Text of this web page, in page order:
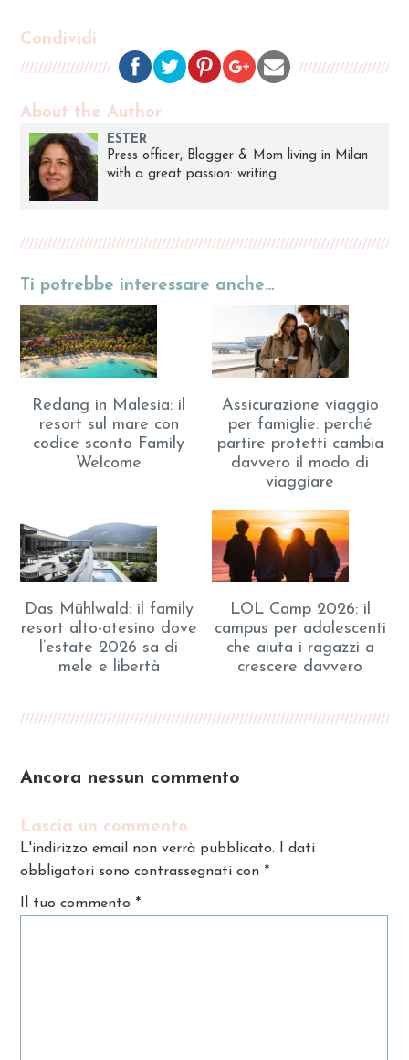
Condividi
About the Author
ESTER
Press officer, Blogger & Mom living in Milan
with a great passion: writing.
Ti potrebbe interessare anche…
Redang in Malesia: il
resort sul mare con
codice sconto Family
Welcome
Assicurazione viaggio
per famiglie: perché
partire protetti cambia
davvero il modo di
viaggiare
Das Mühlwald: il family
resort alto-atesino dove
l’estate 2026 sa di
mele e libertà
LOL Camp 2026: il
campus per adolescenti
che aiuta i ragazzi a
crescere davvero
Ancora nessun commento
Lascia un commento
L'indirizzo email non verrà pubblicato. I dati
obbligatori sono contrassegnati con *
Il tuo commento *